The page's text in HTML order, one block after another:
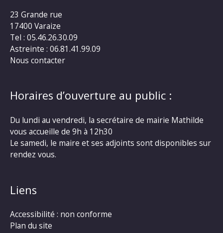
23 Grande rue
17400 Varaize
Tel : 05.46.26.30.09
Astreinte : 06.81.41.99.09
Nous contacter
Horaires d’ouverture au public :
Du lundi au vendredi, la secrétaire de mairie Mathilde
vous accueille de 9h à 12h30
Le samedi, le maire et ses adjoints sont disponibles sur
rendez vous.
Liens
Accessibilité : non conforme
Plan du site